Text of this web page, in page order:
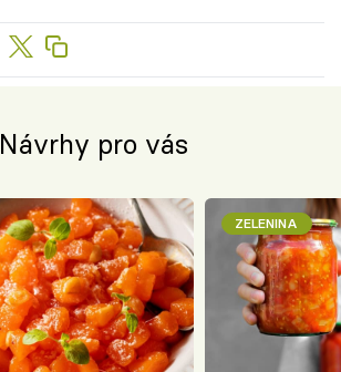
Návrhy pro vás
ZELENINA